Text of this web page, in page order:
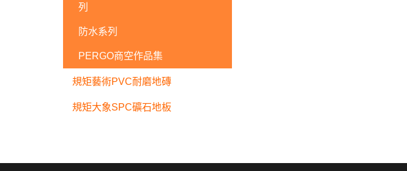
列
防水系列
PERGO商空作品集
規矩藝術PVC耐磨地磚
規矩大象SPC礦石地板